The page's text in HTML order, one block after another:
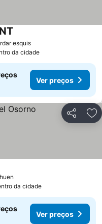
esquisVer preços
da cidade
Ver preços
Partilhar
da cidade
Ver preços